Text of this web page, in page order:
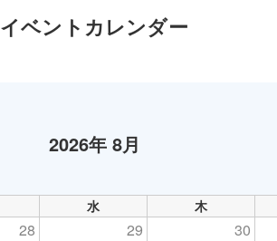
イベントカレンダー
2026年 8月
水 木
28 29 30